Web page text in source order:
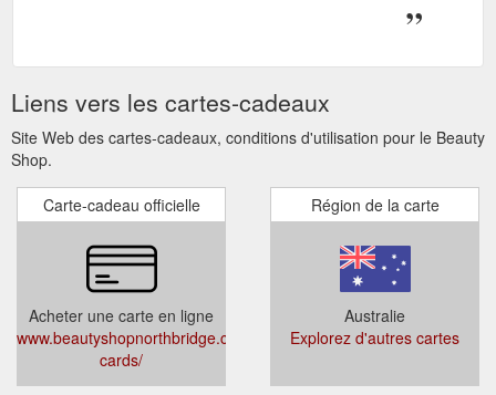
Liens vers les cartes-cadeaux
Site Web des cartes-cadeaux, conditions d'utilisation pour le Beauty
Shop.
Carte-cadeau officielle
Acheter une carte en ligne
www.beautyshopnorthbridge.com.au/home/gift-
cards/
Région de la carte
Australie
Explorez d'autres cartes